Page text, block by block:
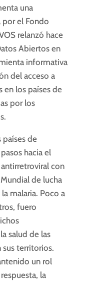
una
por el Fondo
relanzó hace
Abiertos en
informativa
del acceso a
en los países de
por los
de
hacia el
con
de lucha
malaria. Poco a
fuero
salud de las
sus territorios.
un rol
la